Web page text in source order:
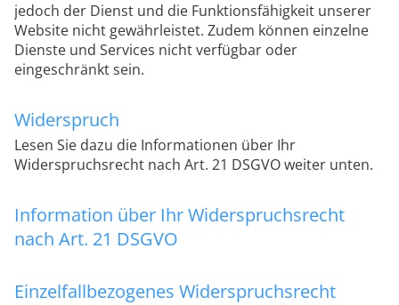
jedoch der Dienst und die Funktionsfähigkeit unserer
Website nicht gewährleistet. Zudem können einzelne
Dienste und Services nicht verfügbar oder
eingeschränkt sein.
Widerspruch
Lesen Sie dazu die Informationen über Ihr
Widerspruchsrecht nach Art. 21 DSGVO weiter unten.
Information über Ihr Widerspruchsrecht
nach Art. 21 DSGVO
Einzelfallbezogenes Widerspruchsrecht